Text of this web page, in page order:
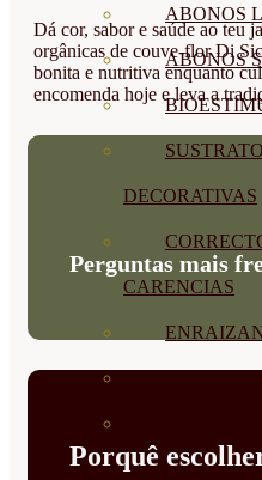
ABONOS
ABONOS
DECORATIVAS
CARENCIAS
SUELO
Dá cor, sabor e saúde ao teu
orgânicas de couve-flor Di
bonita e nutritiva enquanto
encomenda hoje e leva a
Perguntas mais
Porquê